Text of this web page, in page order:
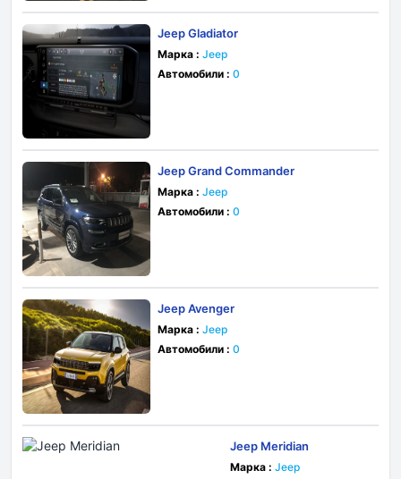
Jeep Gladiator
Марка : Jeep
Автомобили : 0
Jeep Grand Commander
Марка : Jeep
Автомобили : 0
Jeep Avenger
Марка : Jeep
Автомобили : 0
Jeep Meridian
Марка : Jeep